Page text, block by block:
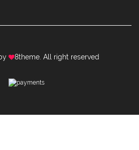
8theme . All right reserved